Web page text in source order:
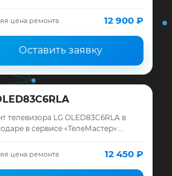
и гарантия до 12 месяцев.
цена ремонта 12 900 ₽
Оставить заявку
телевизора LG OLED83C6RLA в
в сервисе «ТелеМастер»:
и гарантия до 12 месяцев.
цена ремонта 12 450 ₽